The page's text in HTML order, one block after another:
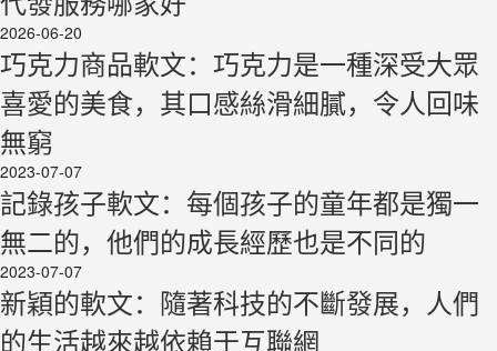
2026-06-20
巧克力商品軟文：巧克力是一種深受大眾
喜愛的美食，其口感絲滑細膩，令人回味
無窮
2023-07-07
記錄孩子軟文：每個孩子的童年都是獨一
無二的，他們的成長經歷也是不同的
2023-07-07
新穎的軟文：隨著科技的不斷發展，人們
的生活越來越依賴于互聯網